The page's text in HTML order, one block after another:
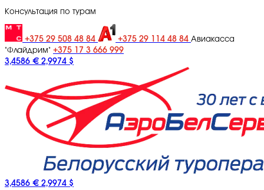
Консультация по турам
+375 29 508 48 84 +375 29 114 48 84 Авиакасса
"Флайдрим" +375 17 3 666 999
3,4586 € 2,9974 $
3,4586 € 2,9974 $